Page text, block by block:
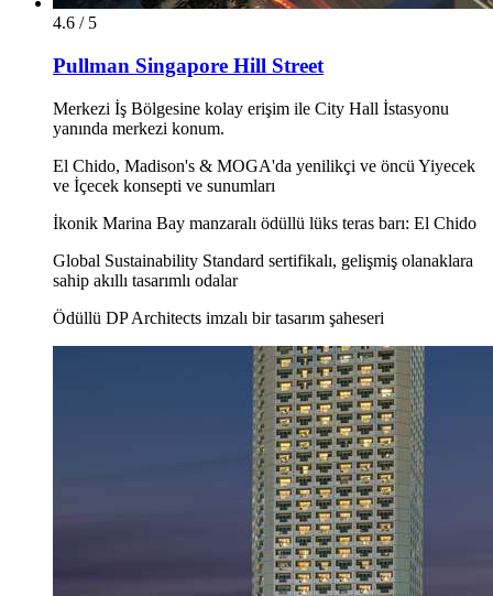
4.6 / 5
Pullman Singapore Hill Street
Merkezi İş Bölgesine kolay erişim ile City Hall İstasyonu
yanında merkezi konum.
El Chido, Madison's & MOGA'da yenilikçi ve öncü Yiyecek
ve İçecek konsepti ve sunumları
İkonik Marina Bay manzaralı ödüllü lüks teras barı: El Chido
Global Sustainability Standard sertifikalı, gelişmiş olanaklara
sahip akıllı tasarımlı odalar
Ödüllü DP Architects imzalı bir tasarım şaheseri